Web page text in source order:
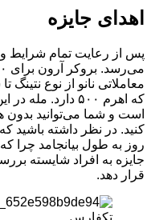
اهدای جایزه
پس از رعایت تمام شرایط و
که اهرم ۵۰۰
است و شما می‌توانید
روز به طول بیانجامد چرا
جایزه به افراد شایسته
قرار دهد.